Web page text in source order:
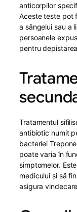
anticorpilor
Aceste teste pot
a sângelui sau a
persoanele
pentru
Tratamentul
antibiotic numit
bacteriei
poate varia în
simptomelor.
medicului și să
asigura